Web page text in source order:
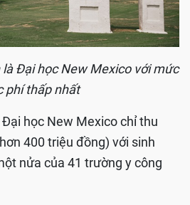
Đại học New Mexico với mức
phí thấp nhất
học New Mexico chỉ thu
400 triệu đồng) với sinh
nửa của 41 trường y công